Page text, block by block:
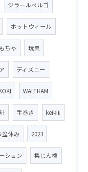
ジラールペルゴ
ホットウィール
ちゃ 玩具
ディズニー
WALTHAM
手巻き keikiii
盆休み 2023
ション 集じん機